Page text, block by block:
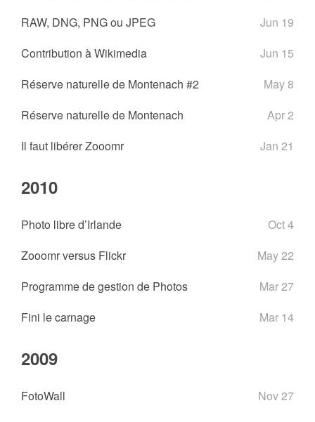
RAW, DNG, PNG ou JPEG
Jun 19
Contribution à Wikimedia
Jun 15
Réserve naturelle de Montenach #2
May 8
Réserve naturelle de Montenach
Apr 2
Il faut libérer Zooomr
Jan 21
2010
Photo libre d’Irlande
Oct 4
Zooomr versus Flickr
May 22
Programme de gestion de Photos
Mar 27
Fini le carnage
Mar 14
2009
FotoWall
Nov 27